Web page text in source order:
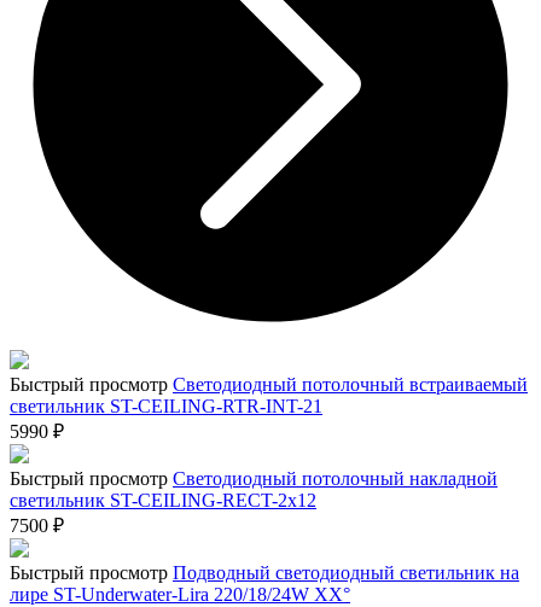
Быстрый просмотр Светодиодный потолочный встраиваемый
светильник ST-CEILING-RTR-INT-21
5990 ₽
Быстрый просмотр Светодиодный потолочный накладной
светильник ST-CEILING-RECT-2x12
7500 ₽
Быстрый просмотр Подводный светодиодный светильник на
лире ST-Underwater-Lira 220/18/24W XX°